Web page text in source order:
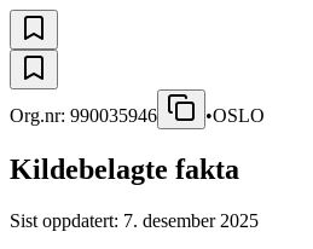
Org.nr: 990035946 •OSLO
Kildebelagte fakta
Sist oppdatert: 7. desember 2025